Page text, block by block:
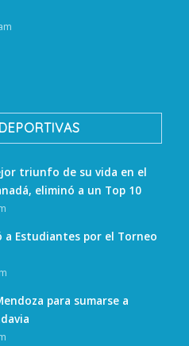
triunfo de su vida en el
eliminó a un Top 10
a Estudiantes por el Torneo
para sumarse a